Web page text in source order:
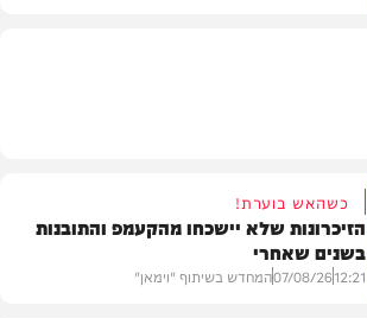
כשהאש בוערת!
הזיכרונות שלא יישכחו מהקעמפ והתובנות
בשנים שאחרי
12:21
07/08/26המחדש בשיתוף "וימאן"